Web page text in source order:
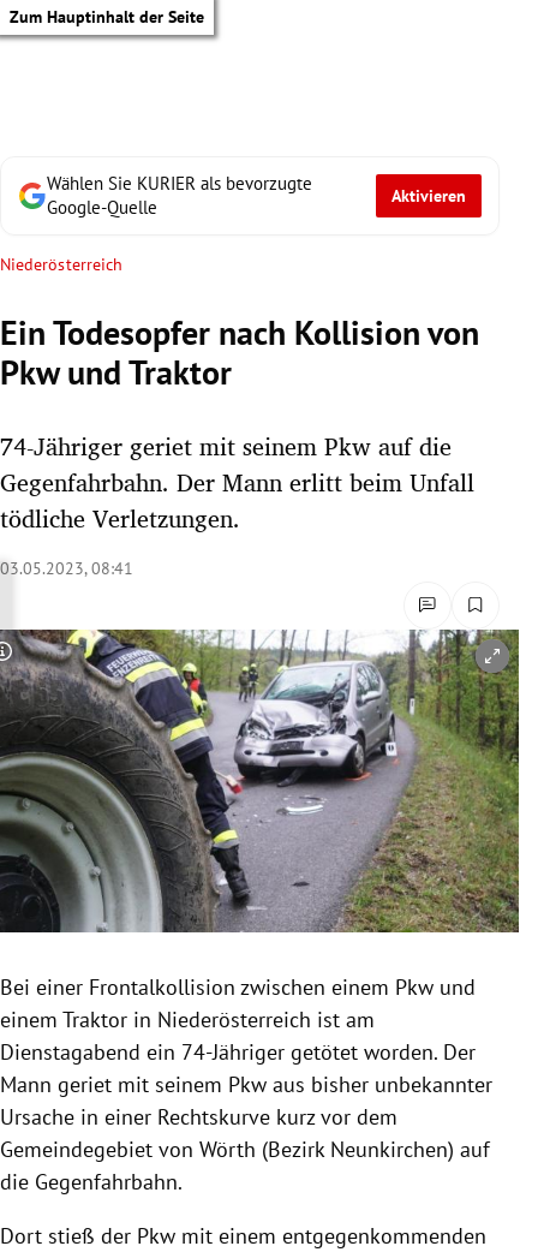
Zum Hauptinhalt der Seite
Untermenü
Untermenü
Untermenü
Untermenü
Untermenü
Untermenü
Untermenü
Untermenü
Wählen Sie KURIER als bevorzugte
Google-Quelle
Aktivieren
Niederösterreich
Ein Todesopfer nach Kollision von
Pkw und Traktor
74-Jähriger geriet mit seinem Pkw auf die
Gegenfahrbahn. Der Mann erlitt beim Unfall
tödliche Verletzungen.
03.05.2023, 08:41
Copyright-Hinweis öffnen/schließen
Bei einer Frontalkollision zwischen einem Pkw und
einem Traktor in Niederösterreich ist am
Dienstagabend ein 74-Jähriger getötet worden. Der
Mann geriet mit seinem Pkw aus bisher unbekannter
Ursache in einer Rechtskurve kurz vor dem
Gemeindegebiet von Wörth (Bezirk Neunkirchen) auf
die Gegenfahrbahn.
Dort stieß der Pkw mit einem entgegenkommenden